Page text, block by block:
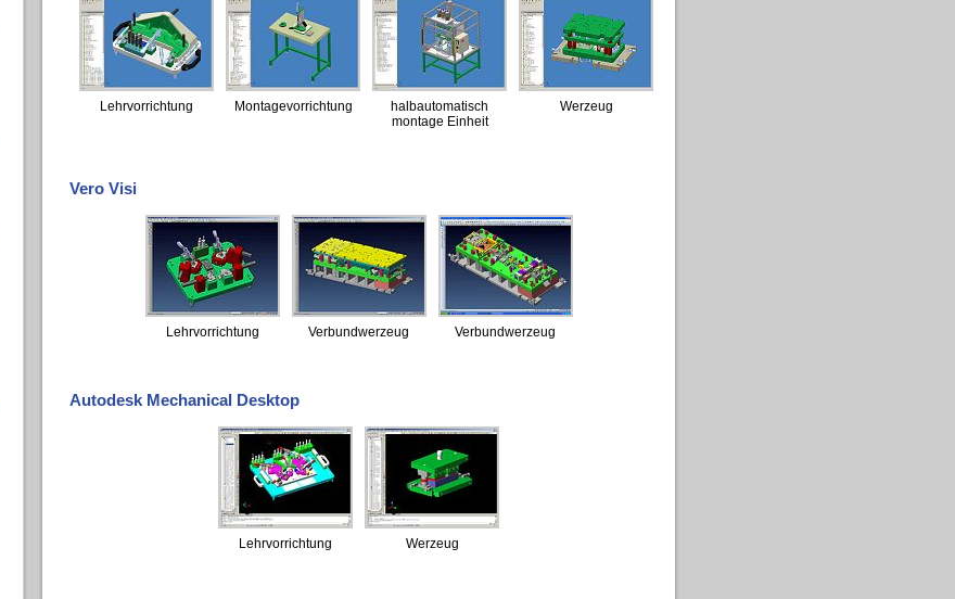
Lehrvorrichtung Montagevorrichtung
halbautomatisch
montage Einheit
Werzeug
Vero Visi
Lehrvorrichtung Verbundwerzeug Verbundwerzeug
Autodesk Mechanical Desktop
Lehrvorrichtung Werzeug